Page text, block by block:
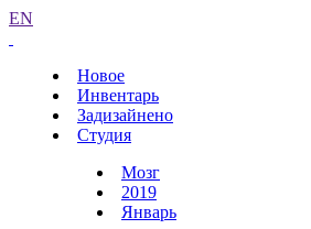
EN
Новое
Инвентарь
Задизайнено
Студия
Мозг
2019
Январь